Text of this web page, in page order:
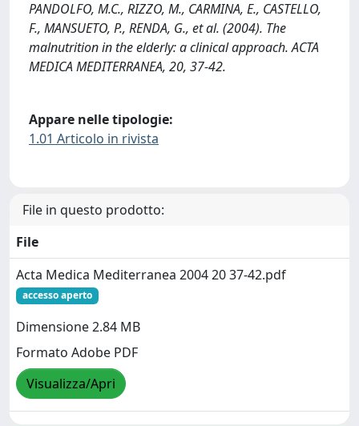
PANDOLFO, M.C., RIZZO, M., CARMINA, E., CASTELLO,
F., MANSUETO, P., RENDA, G., et al. (2004). The
malnutrition in the elderly: a clinical approach. ACTA
MEDICA MEDITERRANEA, 20, 37-42.
Appare nelle tipologie:
1.01 Articolo in rivista
File in questo prodotto:
File
Acta Medica Mediterranea 2004 20 37-42.pdf
accesso aperto
Dimensione 2.84 MB
Formato Adobe PDF
Visualizza/Apri